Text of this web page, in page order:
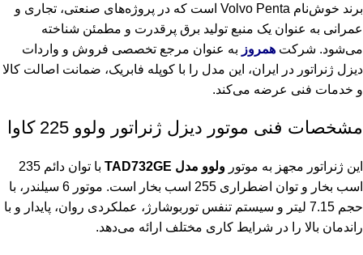
برند خوش‌نام Volvo Penta است که در پروژه‌های صنعتی، تجاری و
عمرانی به عنوان یک منبع تولید برق پرقدرت و مطمئن شناخته
می‌شود. شرکت همروز به عنوان مرجع تخصصی فروش و واردات
دیزل ژنراتور در ایران، این مدل را با کوپله فابریک، ضمانت اصالت کالا
و خدمات فنی عرضه می‌کند.
مشخصات فنی موتور دیزل ژنراتور ولوو 225 کاوا
این ژنراتور مجهز به موتور ولوو مدل TAD732GE
با توان دائم 235
اسب بخار و توان اضطراری 255 اسب بخار است. موتور 6 سیلندر، با
حجم 7.15 لیتر و سیستم تنفس توربوشارژ، عملکردی روان، پایدار و با
راندمان بالا را در شرایط کاری مختلف ارائه می‌دهد.